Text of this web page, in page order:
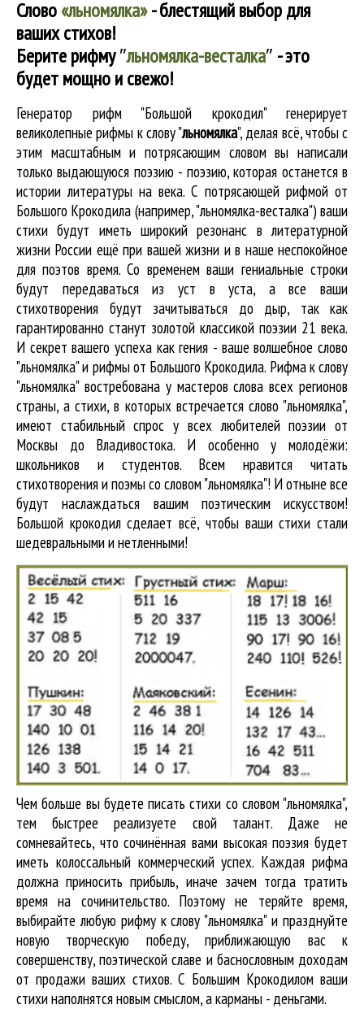
Слово«льномялка»- блестящий выбор для
ваших стихов!
Берите рифму″льномялка-весталка″ - это
будет мощно и свежо!
Генератор рифм "Большой крокодил" генерирует
великолепныерифмы к слову "льномялка", делая всё, чтобы с
этим масштабным и потрясающим словом вы написали
только выдающуюся поэзию - поэзию, которая останется в
истории литературы на века. С потрясающей рифмой от
Большого Крокодила (например, "льномялка-весталка") ваши
стихи будут иметь широкий резонанс в литературной
жизни России ещё при вашей жизни и в наше неспокойное
для поэтов время. Со временем ваши гениальные строки
будут передаваться из уст в уста, а все ваши
стихотворения будут зачитываться до дыр, так как
гарантированно станут золотой классикой поэзии 21 века.
И секрет вашего успеха как гения - ваше волшебное слово
"льномялка" и рифмы от Большого Крокодила. Рифма к слову
"льномялка" востребована у мастеров слова всех регионов
страны, а стихи, в которых встречается слово "льномялка",
имеют стабильный спрос у всех любителей поэзии от
Москвы до Владивостока. И особенно у молодёжи:
школьников и студентов. Всем нравится читать
стихотворения и поэмы со словом "льномялка"! И отныне все
будут наслаждаться вашим поэтическим искусством!
Большой крокодил cделает всё, чтобы ваши стихи стали
шедевральными и нетленными!
Чем больше вы будете писать стихи со словом "льномялка",
тем быстрее реализуете свой талант. Даже не
сомневайтесь, что сочинённая вами высокая поэзия будет
иметь колоссальный коммерческий успех. Каждая рифма
должна приносить прибыль, иначе зачем тогда тратить
время на сочинительство. Поэтому не теряйте время,
выбирайте любую рифму к слову "льномялка" и празднуйте
новую творческую победу, приближающую вас к
совершенству, поэтической славе и баснословным доходам
от продажи ваших стихов. С Большим Крокодилом ваши
стихи наполнятся новым смыслом, а карманы - деньгами.